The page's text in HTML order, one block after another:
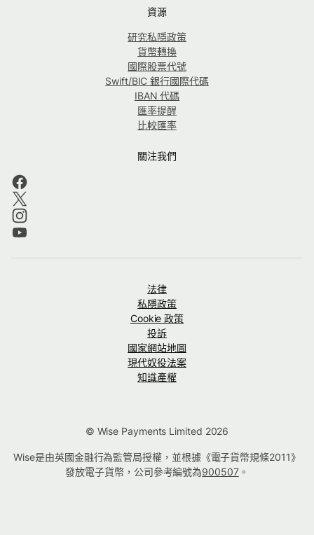
資源
研究私隱政策
貨幣轉換
國際股票代號
Swift/BIC 銀行國際代碼
IBAN 代碼
匯率提醒
比較匯率
關注我們
法律
私隱政策
Cookie 政策
投訴
國家網站地圖
現代奴役法案
知識產權
© Wise Payments Limited 2026
Wise是由英國金融行為監管局授權，並根據《電子貨幣規條2011》
發放電子貨幣，公司參考編號為900507。